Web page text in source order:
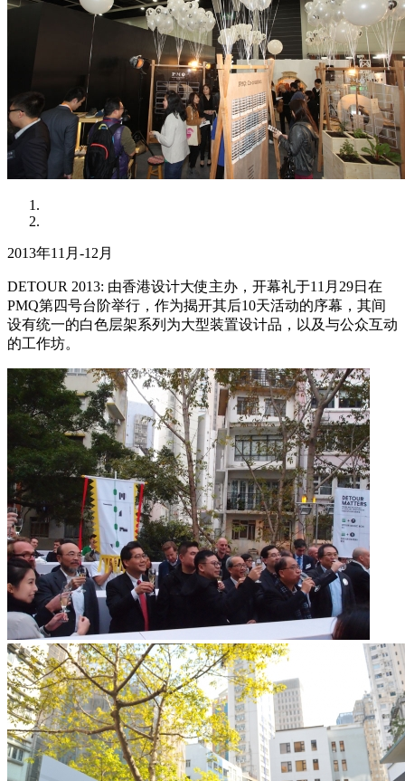
2013年11月-12月
DETOUR 2013: 由香港设计大使主办，开幕礼于11月29日在
PMQ第四号台阶举行，作为揭开其后10天活动的序幕，其间
设有统一的白色层架系列为大型装置设计品，以及与公众互动
的工作坊。